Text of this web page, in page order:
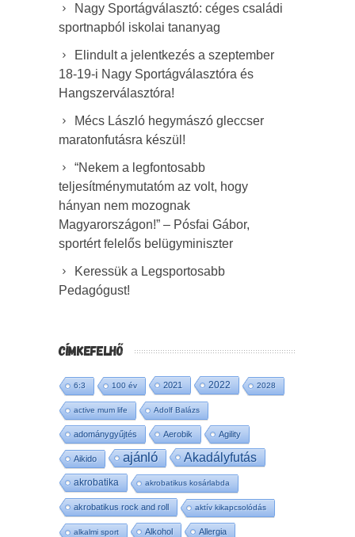
Nagy Sportágválasztó: céges családi
sportnapból iskolai tananyag
Elindult a jelentkezés a szeptember
18-19-i Nagy Sportágválasztóra és
Hangszerválasztóra!
Mécs László hegymászó gleccser
maratonfutásra készül!
“Nekem a legfontosabb
teljesítménymutatóm az volt, hogy
hányan nem mozognak
Magyarországon!” – Pósfai Gábor,
sportért felelős belügyminiszter
Keressük a Legsportosabb
Pedagógust!
CÍMKEFELHŐ
6:3 100 év 2021 2022 2028
active mum life Adolf Balázs
adománygyűjtés Aerobik Agility
Aikido ajánló Akadályfutás
akrobatika akrobatikus kosárlabda
akrobatikus rock and roll aktív kikapcsolódás
alkalmi sport Alkohol Allergia